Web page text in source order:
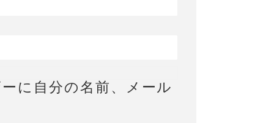
に自分の名前、メール